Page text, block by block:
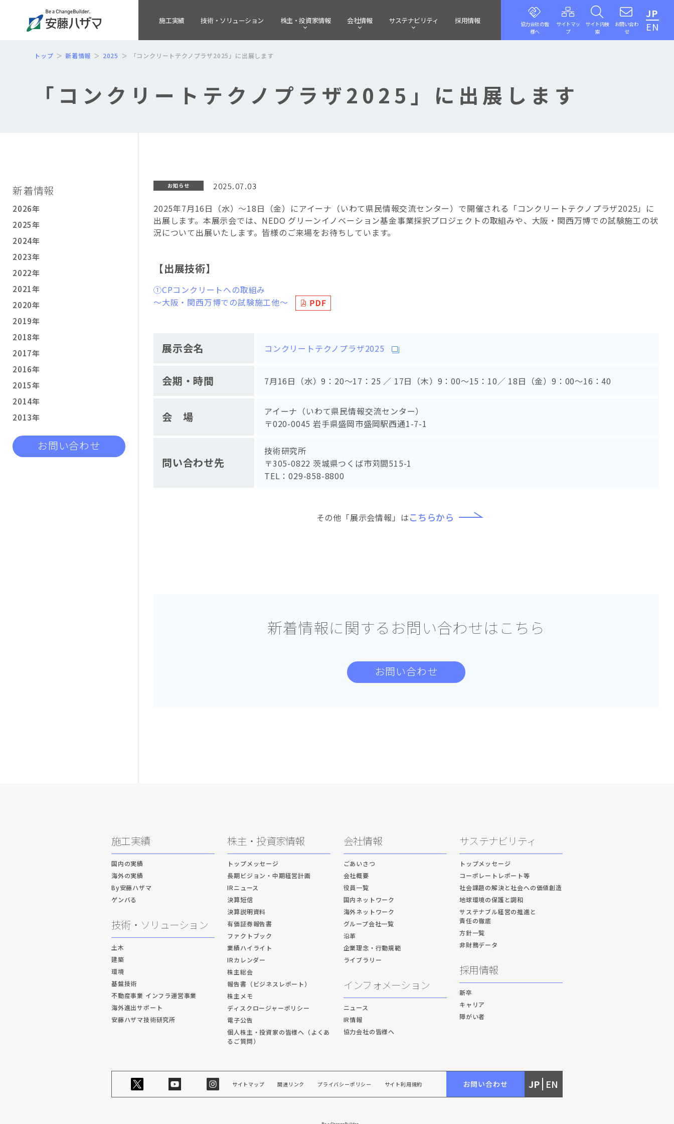
施工実績 技術・ ソリューション 株主・投資家情報 会社情報 サステナビリティ 採用情報
協力会社の皆
様へ
サイトマッ
プ
サイト内検
索
お問い合わ
せ
JP
EN
トップ 新着情報 2025 「コンクリートテクノプラザ2025」に出展します
「コンクリートテクノプラザ2025」に出展します
新着情報
2026年
2025年
2024年
2023年
2022年
2021年
2020年
2019年
2018年
2017年
2016年
2015年
2014年
2013年
お問い合わせ
お知らせ 2025.07.03
2025年7月16日（水）～18日（金）にアイーナ（いわて県民情報交流センター）で開催される「コンクリートテクノプラザ2025」に
出展します。本展示会では、NEDO グリーンイノベーション基金事業採択プロジェクトの取組みや、大阪・関西万博での試験施工の状
況について出展いたします。皆様のご来場をお待ちしています。
【出展技術】
①CPコンクリートへの取組み
～大阪・関西万博での試験施工他～
展示会名 コンクリートテクノプラザ2025
会期・時間 7月16日（水）9：20～17：25 ／ 17日（木）9：00～15：10／ 18日（金）9：00～16：40
会 場
アイーナ（いわて県民情報交流センター）
〒020-0045 岩手県盛岡市盛岡駅西通1-7-1
問い合わせ先
技術研究所
〒305-0822 茨城県つくば市苅間515-1
TEL：029-858-8800
その他「展示会情報」はこちらから
新着情報に関する お問い合わせはこちら
お問い合わせ
施工実績
国内の実績
海外の実績
By安藤ハザマ
ゲンバる
技術・ソリューション
土木
建築
環境
基盤技術
不動産事業 インフラ運営事業
海外進出サポート
安藤ハザマ技術研究所
株主・投資家情報
トップメッセージ
長期ビジョン・中期経営計画
IRニュース
決算短信
決算説明資料
有価証券報告書
ファクトブック
業績ハイライト
IRカレンダー
株主総会
報告書（ビジネスレポート）
株主メモ
ディスクロージャーポリシー
電子公告
個人株主・投資家の皆様へ（よくあ
るご質問）
会社情報
ごあいさつ
会社概要
役員一覧
国内ネットワーク
海外ネットワーク
グループ会社一覧
沿革
企業理念・行動規範
ライブラリー
インフォメーション
ニュース
IR情報
協力会社の皆様へ
サステナビリティ
トップメッセージ
コーポレートレポート等
社会課題の解決と社会への価値創造
地球環境の保護と調和
サステナブル経営の推進と
責任の徹底
方針一覧
非財務データ
採用情報
新卒
キャリア
障がい者
サイトマップ 関連リンク プライバシーポリシー サイト利用規約 お問い合わせ JP EN